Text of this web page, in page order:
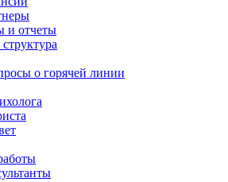
и отчеты
о горячей линии